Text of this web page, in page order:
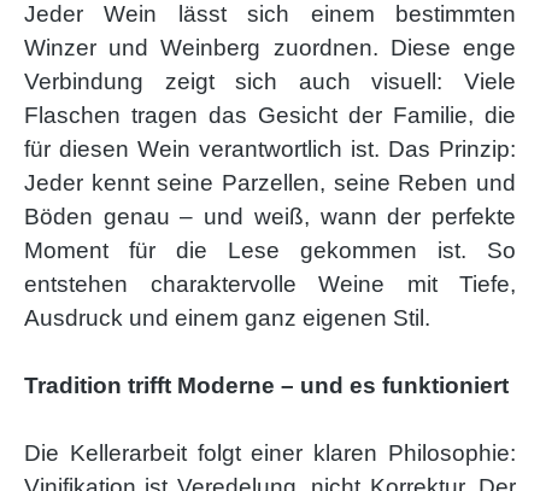
Jeder Wein lässt sich einem bestimmten
Winzer und Weinberg zuordnen. Diese enge
Verbindung zeigt sich auch visuell: Viele
Flaschen tragen das Gesicht der Familie, die
für diesen Wein verantwortlich ist. Das Prinzip:
Jeder kennt seine Parzellen, seine Reben und
Böden genau – und weiß, wann der perfekte
Moment für die Lese gekommen ist. So
entstehen charaktervolle Weine mit Tiefe,
Ausdruck und einem ganz eigenen Stil.
Tradition trifft Moderne – und es funktioniert
Die Kellerarbeit folgt einer klaren Philosophie: